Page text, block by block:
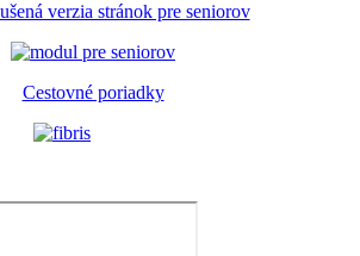
verzia stránok pre seniorov
Cestovné poriadky